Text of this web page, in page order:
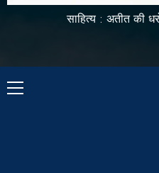
साहित्य : अतीत की